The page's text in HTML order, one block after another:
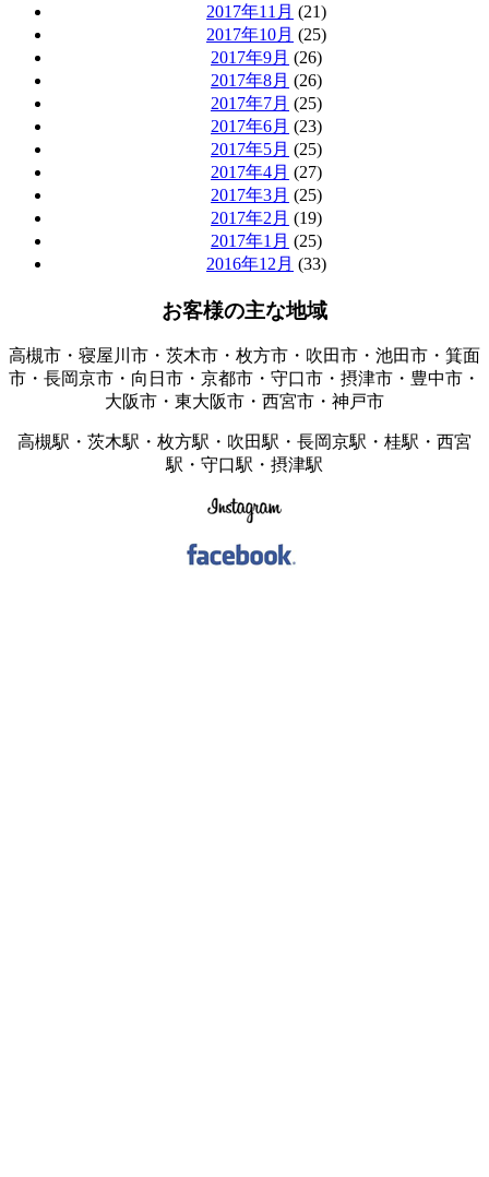
2017年11月 (21)
2017年10月 (25)
2017年9月 (26)
2017年8月 (26)
2017年7月 (25)
2017年6月 (23)
2017年5月 (25)
2017年4月 (27)
2017年3月 (25)
2017年2月 (19)
2017年1月 (25)
2016年12月 (33)
お客様の主な地域
高槻市・寝屋川市・茨木市・枚方市・吹田市・池田市・箕面
市・長岡京市・向日市・京都市・守口市・摂津市・豊中市・
大阪市・東大阪市・西宮市・神戸市
高槻駅・茨木駅・枚方駅・吹田駅・長岡京駅・桂駅・西宮
駅・守口駅・摂津駅